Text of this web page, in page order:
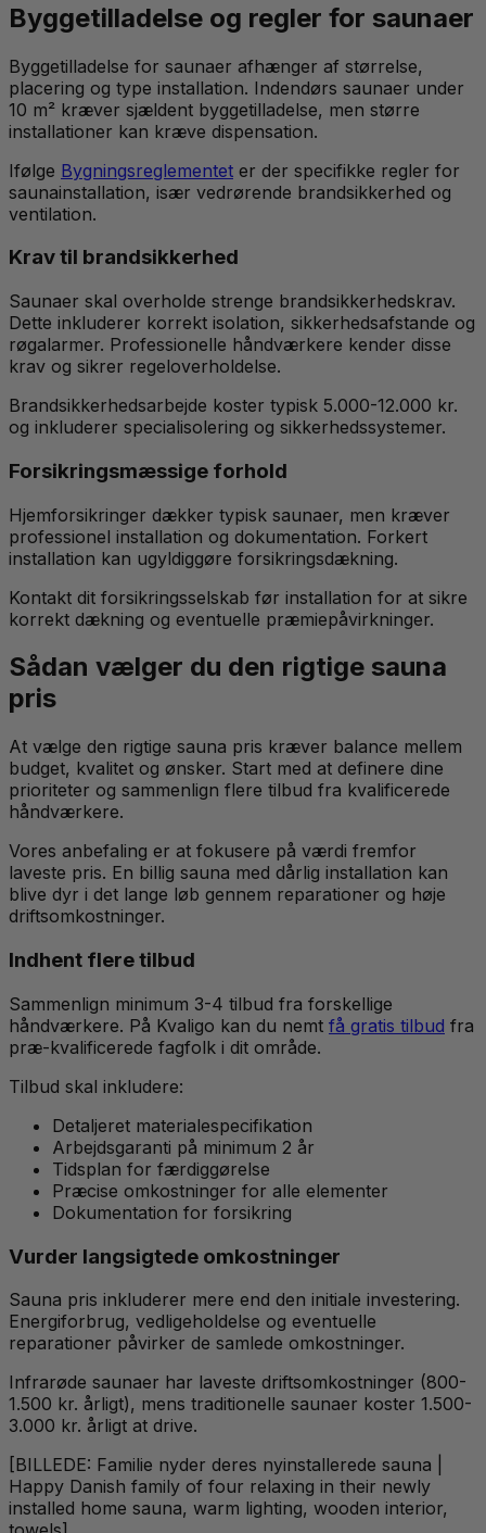
Byggetilladelse og regler for saunaer
Byggetilladelse for saunaer afhænger af størrelse,
placering og type installation. Indendørs saunaer under
10 m² kræver sjældent byggetilladelse, men større
installationer kan kræve dispensation.
Ifølge Bygningsreglementet er der specifikke regler for
saunainstallation, især vedrørende brandsikkerhed og
ventilation.
Krav til brandsikkerhed
Saunaer skal overholde strenge brandsikkerhedskrav.
Dette inkluderer korrekt isolation, sikkerhedsafstande og
røgalarmer. Professionelle håndværkere kender disse
krav og sikrer regeloverholdelse.
Brandsikkerhedsarbejde koster typisk 5.000-12.000 kr.
og inkluderer specialisolering og sikkerhedssystemer.
Forsikringsmæssige forhold
Hjemforsikringer dækker typisk saunaer, men kræver
professionel installation og dokumentation. Forkert
installation kan ugyldiggøre forsikringsdækning.
Kontakt dit forsikringsselskab før installation for at sikre
korrekt dækning og eventuelle præmiepåvirkninger.
Sådan vælger du den rigtige sauna
pris
At vælge den rigtige sauna pris kræver balance mellem
budget, kvalitet og ønsker. Start med at definere dine
prioriteter og sammenlign flere tilbud fra kvalificerede
håndværkere.
Vores anbefaling er at fokusere på værdi fremfor
laveste pris. En billig sauna med dårlig installation kan
blive dyr i det lange løb gennem reparationer og høje
driftsomkostninger.
Indhent flere tilbud
Sammenlign minimum 3-4 tilbud fra forskellige
håndværkere. På Kvaligo kan du nemt få gratis tilbud fra
præ-kvalificerede fagfolk i dit område.
Tilbud skal inkludere:
Detaljeret materialespecifikation
Arbejdsgaranti på minimum 2 år
Tidsplan for færdiggørelse
Præcise omkostninger for alle elementer
Dokumentation for forsikring
Vurder langsigtede omkostninger
Sauna pris inkluderer mere end den initiale investering.
Energiforbrug, vedligeholdelse og eventuelle
reparationer påvirker de samlede omkostninger.
Infrarøde saunaer har laveste driftsomkostninger (800-
1.500 kr. årligt), mens traditionelle saunaer koster 1.500-
3.000 kr. årligt at drive.
[BILLEDE: Familie nyder deres nyinstallerede sauna |
Happy Danish family of four relaxing in their newly
installed home sauna, warm lighting, wooden interior,